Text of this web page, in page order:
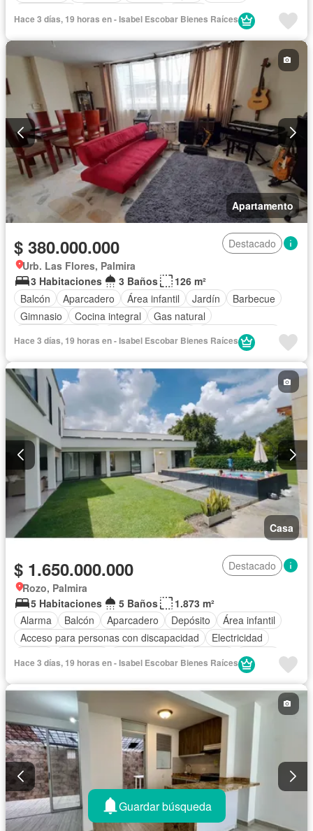
Cancha de tenis
Hace 3 días, 19 horas en - Isabel Escobar Bienes Raíces
Apartamento
$ 380.000.000
Destacado
Urb. Las Flores, Palmira
3 Habitaciones
3 Baños
126 m²
Balcón
Aparcadero Área infantil Jardín
Barbecue
Gimnasio
Cocina integral
Gas natural
Cancha de tenis
Hace 3 días, 19 horas en - Isabel Escobar Bienes Raíces
Casa
$ 1.650.000.000
Destacado
Rozo, Palmira
5 Habitaciones
5 Baños
1.873 m²
Alarma
Balcón Aparcadero Depósito
Área infantil
Acceso para personas con discapacidad
Electricidad
Jacuzzi
Seguridad privada
Cuarto de servicio
Piscina Agua Patio
Hace 3 días, 19 horas en - Isabel Escobar Bienes Raíces
Guardar búsqueda